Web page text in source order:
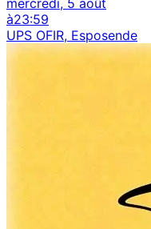
mercredi, 5 août
à23:59
UPS OFIR, Esposende